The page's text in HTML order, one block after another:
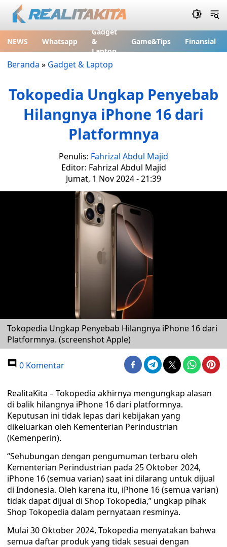
NEWS Whatsapp
Gadget
&
Laptop
Game&Tips Finansial
Beranda » Gadget & Laptop
Tokopedia Ungkap Penyebab
Hilangnya iPhone 16 dari
Platformnya
Penulis: Fahrizal Abdul Majid
Editor: Fahrizal Abdul Majid
Jumat, 1 Nov 2024 - 21:39
Tokopedia Ungkap Penyebab Hilangnya iPhone 16 dari
Platformnya. (screenshot Apple)
0 Komentar
RealitaKita – Tokopedia akhirnya mengungkap alasan
di balik hilangnya iPhone 16 dari platformnya.
Keputusan ini tidak lepas dari kebijakan yang
dikeluarkan oleh Kementerian Perindustrian
(Kemenperin).
“Sehubungan dengan pengumuman terbaru oleh
Kementerian Perindustrian pada 25 Oktober 2024,
iPhone 16 (semua varian) saat ini dilarang untuk dijual
di Indonesia. Oleh karena itu, iPhone 16 (semua varian)
tidak dapat dijual di Shop Tokopedia,” ungkap pihak
Shop Tokopedia dalam pernyataan resminya.
Mulai 30 Oktober 2024, Tokopedia menyatakan bahwa
semua daftar produk yang tidak sesuai dengan